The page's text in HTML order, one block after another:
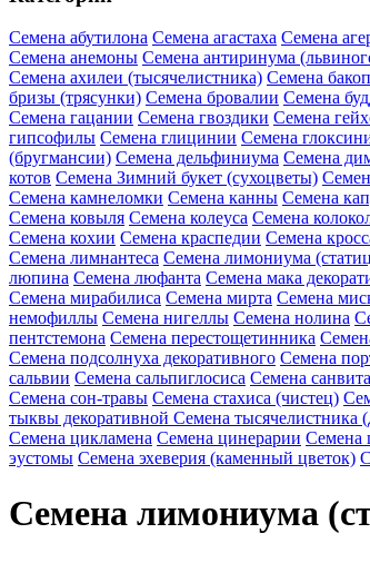
Семена абутилона Семена агастаха Семена
Семена анемоны Семена антиринума
Семена ахилеи (тысячелистника) Семена
бризы (трясунки) Семена бровалии Семена
Семена гацании Семена гвоздики Семена
гипсофилы Семена глицинии Семена
(бругмансии) Семена дельфиниума Семена
котов Семена Зимний букет (сухоцветы)
Семена камнеломки Семена канны Семена
Семена ковыля Семена колеуса Семена
Семена кохии Семена краспедии Семена
Семена лимнантеса Семена лимониума
люпина Семена люфанта Семена мака
Семена мирабилиса Семена мирта Семена
немофиллы Семена нигеллы Семена нолина
пентстемона Семена перестощетинника
Семена подсолнуха декоративного Семена
сальвии Семена сальпиглосиса Семена
Семена сон-травы Семена стахиса (чистец)
тыквы декоративной Семена тысячелистника
Семена цикламена Семена цинерарии Семена
эустомы Семена эхеверия (каменный цветок)
Семена лимониума